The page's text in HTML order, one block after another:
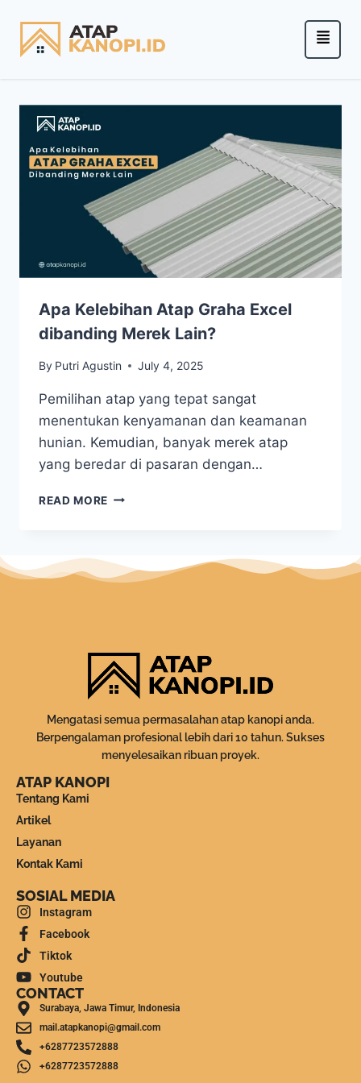
Apa Kelebihan Atap Graha Excel
dibanding Merek Lain?
By Putri Agustin July 4, 2025
Pemilihan atap yang tepat sangat
menentukan kenyamanan dan keamanan
hunian. Kemudian, banyak merek atap
yang beredar di pasaran dengan…
READ MORE
Mengatasi semua permasalahan atap kanopi anda.
Berpengalaman profesional lebih dari 10 tahun. Sukses
menyelesaikan ribuan proyek.
ATAP KANOPI
Tentang Kami
Artikel
Layanan
Kontak Kami
SOSIAL MEDIA
Instagram
Facebook
Tiktok
Youtube
CONTACT
Surabaya, Jawa Timur, Indonesia
mail.atapkanopi@gmail.com
+6287723572888
+6287723572888